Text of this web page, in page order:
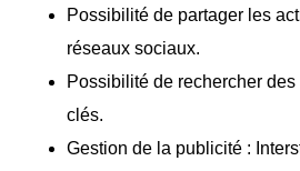
Possibilité de partager les
réseaux sociaux.
Possibilité de rechercher
clés.
Gestion de la publicité :